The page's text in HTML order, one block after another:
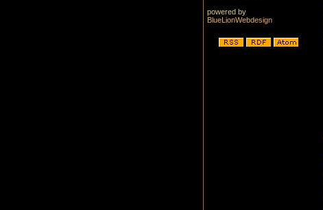
powered by
BlueLionWebdesign